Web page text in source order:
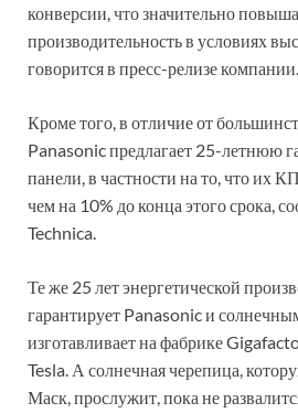
конверсии, что значительно
производительность в условиях
говорится в пресс-релизе компании.
Кроме того, в отличие от
Panasonic предлагает 25-летнюю
панели, в частности на то, что их
чем на 10% до конца этого срока,
Technica.
Те же 25 лет энергетической
гарантирует Panasonic и
изготавливает на фабрике
Tesla. А солнечная черепица,
Маск, прослужит, пока не